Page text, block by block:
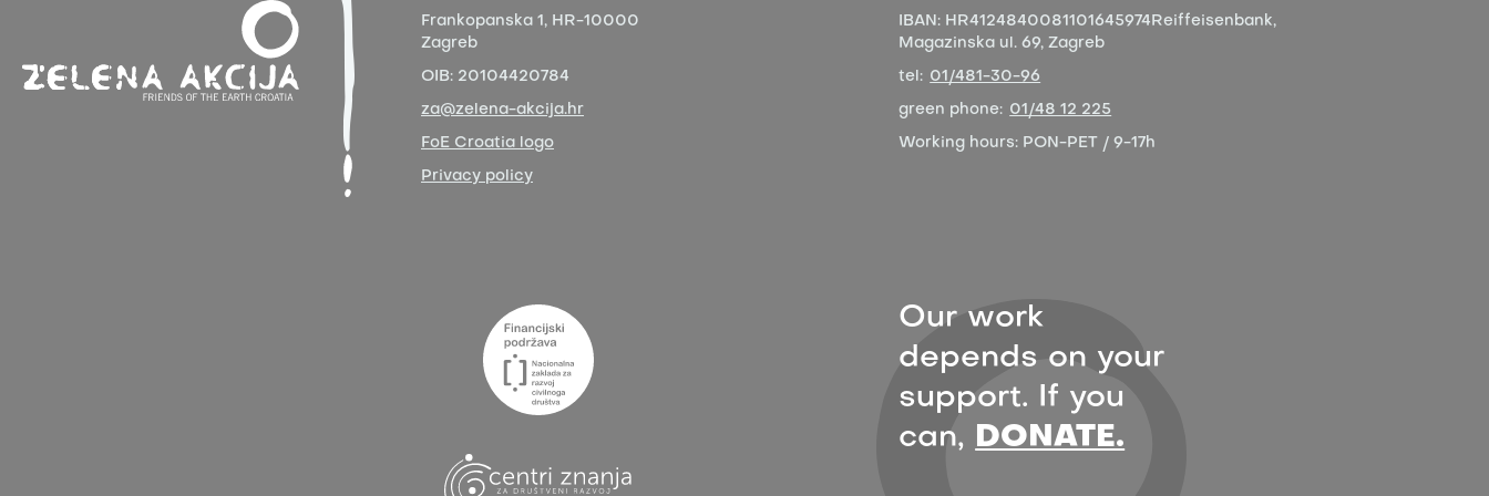
Frankopanska 1, HR-10000
Zagreb
OIB: 20104420784
za@zelena-akcija.hr
FoE Croatia logo
Privacy policy
IBAN: HR4124840081101645974 Reiffeisenbank,
Magazinska ul. 69, Zagreb
tel: 01/481-30-96
green phone: 01/48 12 225
Working hours: PON-PET / 9-17h
Our work
depends on your
support. If you
can, DONATE.